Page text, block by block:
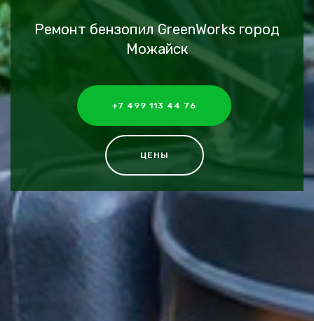
Ремонт бензопил GreenWorks город
Можайск
+7 499 113 44 76
ЦЕНЫ